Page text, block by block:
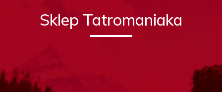
Sklep Tatromaniaka